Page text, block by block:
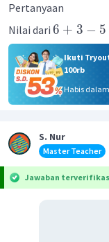
Pertanyaan
Nilai dari 6 + 3 − 5
Ikuti
100rb
Habis dalam
S. Nur
Master Teacher
Jawaban